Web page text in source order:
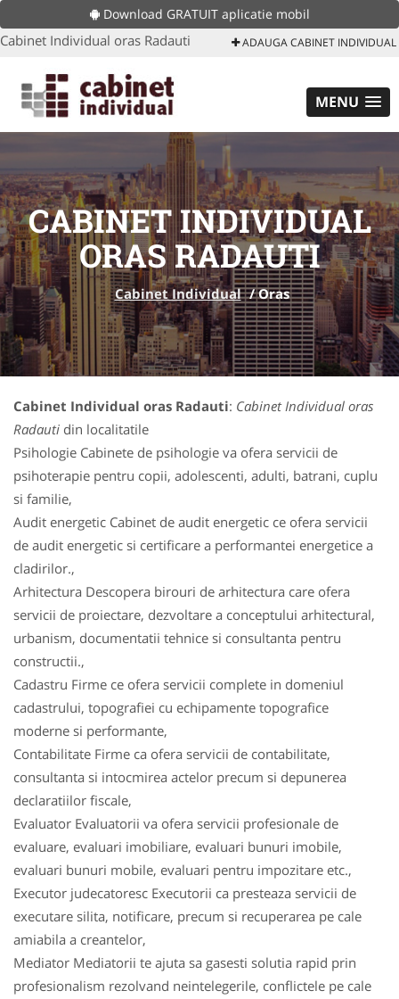
Download GRATUIT aplicatie mobil
Cabinet Individual oras Radauti ADAUGA CABINET INDIVIDUAL
MENU
CABINET INDIVIDUAL
ORAS RADAUTI
Cabinet Individual /Oras
Cabinet Individual oras Radauti: Cabinet Individual oras
Radauti din localitatile
Psihologie Cabinete de psihologie va ofera servicii de
psihoterapie pentru copii, adolescenti, adulti, batrani, cuplu
si familie,
Audit energetic Cabinet de audit energetic ce ofera servicii
de audit energetic si certificare a performantei energetice a
cladirilor.,
Arhitectura Descopera birouri de arhitectura care ofera
servicii de proiectare, dezvoltare a conceptului arhitectural,
urbanism, documentatii tehnice si consultanta pentru
constructii.,
Cadastru Firme ce ofera servicii complete in domeniul
cadastrului, topografiei cu echipamente topografice
moderne si performante,
Contabilitate Firme ca ofera servicii de contabilitate,
consultanta si intocmirea actelor precum si depunerea
declaratiilor fiscale,
Evaluator Evaluatorii va ofera servicii profesionale de
evaluare, evaluari imobiliare, evaluari bunuri imobile,
evaluari bunuri mobile, evaluari pentru impozitare etc.,
Executor judecatoresc Executorii ca presteaza servicii de
executare silita, notificare, precum si recuperarea pe cale
amiabila a creantelor,
Mediator Mediatorii te ajuta sa gasesti solutia rapid prin
profesionalism rezolvand neintelegerile, conflictele pe cale